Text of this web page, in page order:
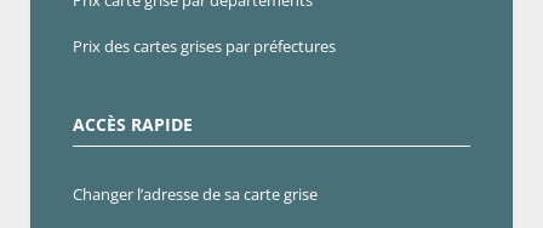
Prix des cartes grises par préfectures
ACCÈS RAPIDE
Changer l’adresse de sa carte grise